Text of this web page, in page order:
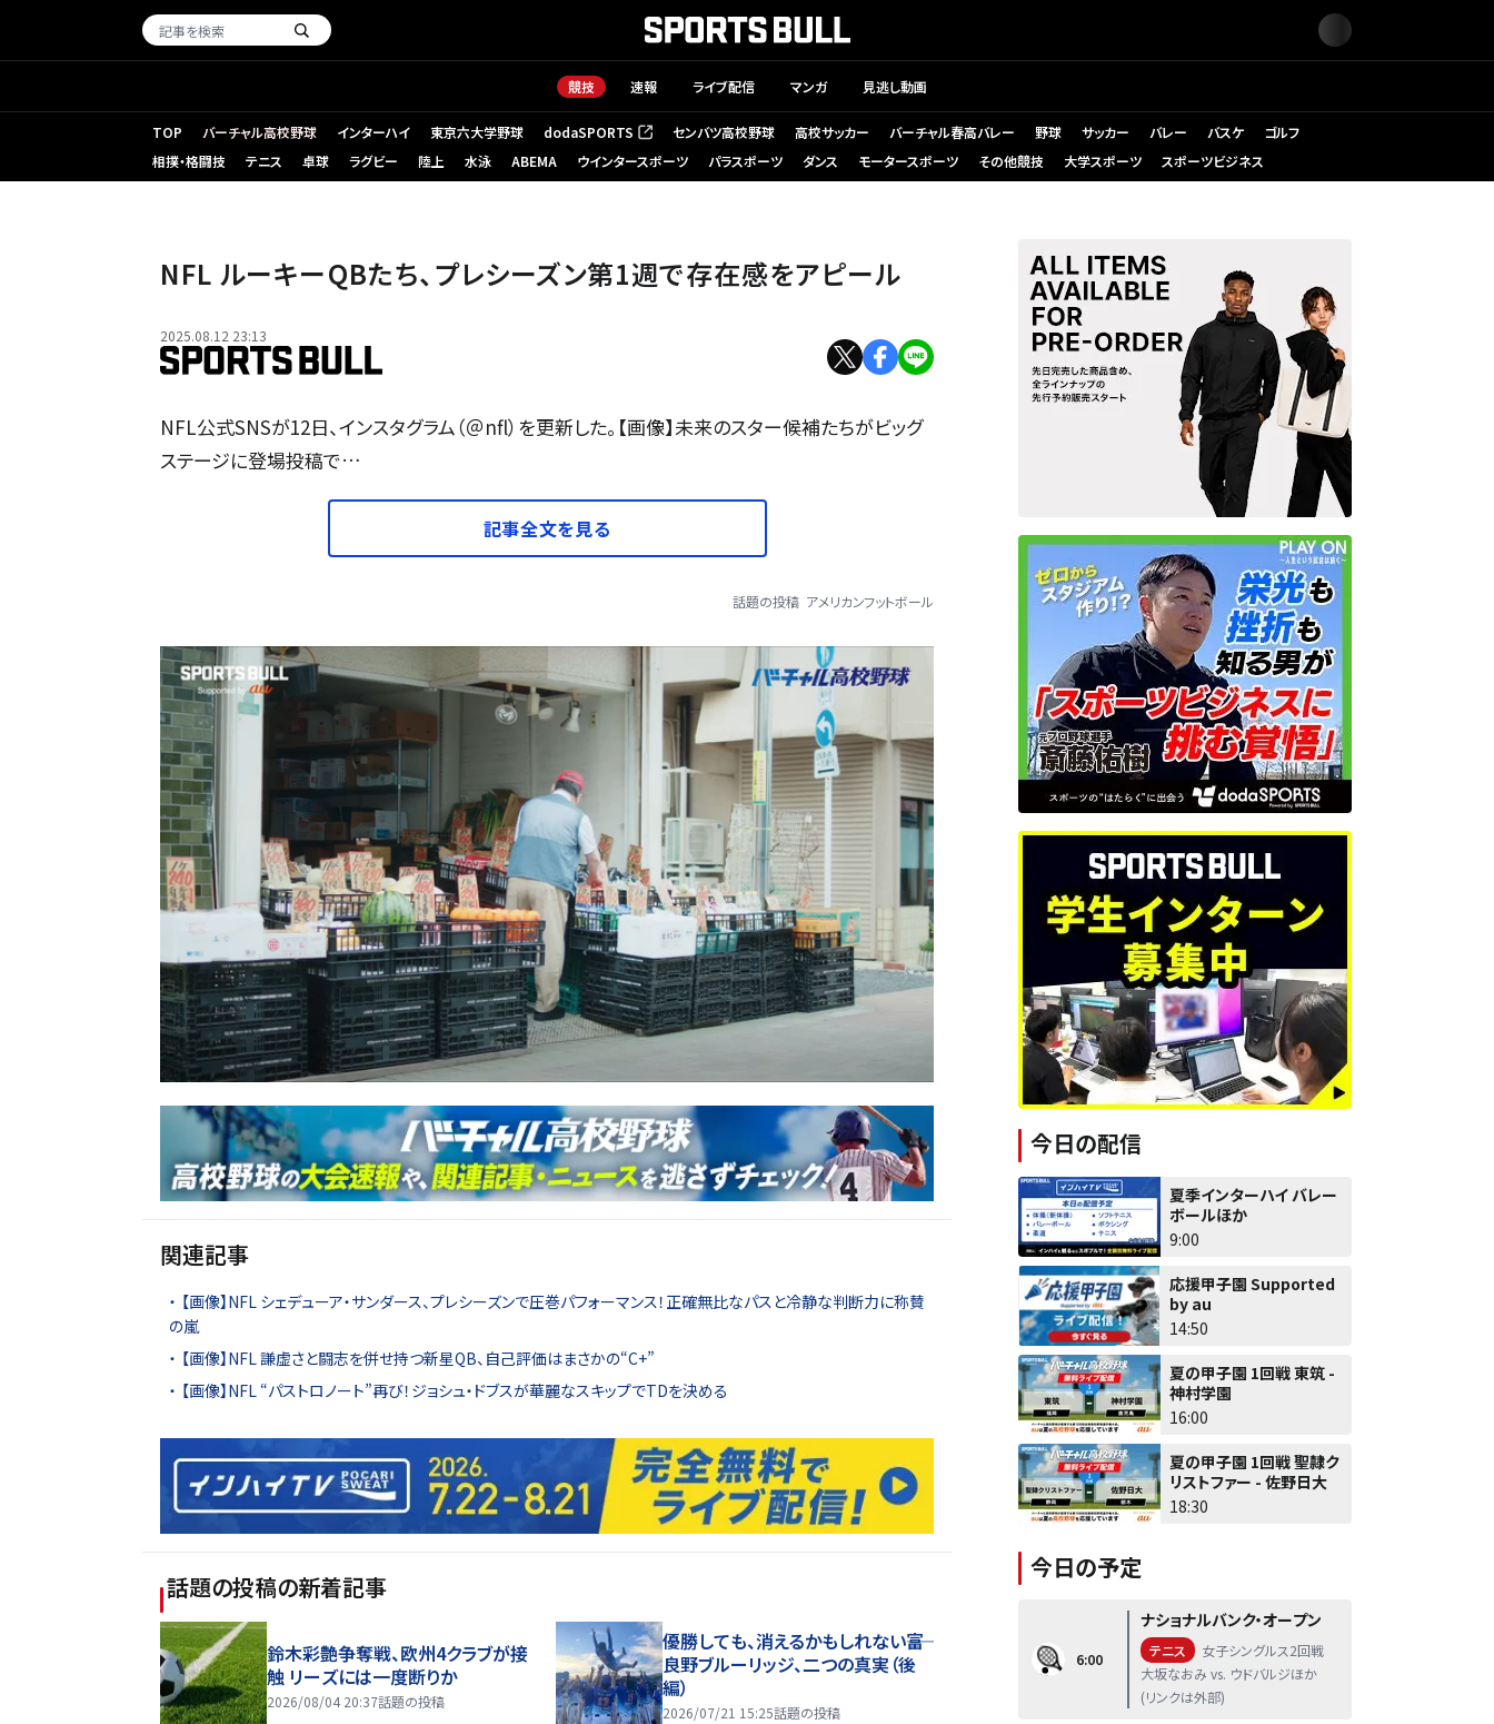
競技 速報 ライブ配信 マンガ 見逃し動画
TOP バーチャル高校野球 インターハイ 東京六大学野球 dodaSPORTS
（新しいタブで開く） センバツ高校野球 高校サッカー バーチャル春高バレー 野球 サッカー バレー バスケ
ゴルフ
相撲・格闘技
テニス 卓球 ラグビー 陸上 水泳 ABEMA ウインタースポーツ パラスポーツ ダンス モータースポーツ その他競技 大学スポーツ スポーツビジネス
NFL ルーキーQBたち、プレシーズン第1週で存在感をアピール
2025.08.12 23:13
NFL公式SNSが12日、インスタグラム（＠nfl）を更新した。【画像】未来のスター候補たちがビッグ
ステージに登場投稿で…
記事全文を見る
話題の投稿 アメリカンフットボール
関連記事
【画像】NFL シェデューア・サンダース、プレシーズンで圧巻パフォーマンス！正確無比なパスと冷静な判断力に称賛
の嵐
【画像】NFL 謙虚さと闘志を併せ持つ新星QB、自己評価はまさかの“C+”
【画像】NFL “パストロノート”再び！ジョシュ・ドブスが華麗なスキップでTDを決める
話題の投稿の新着記事
鈴木彩艶争奪戦、欧州4クラブが接
触 リーズには一度断りか
2026/08/04 20:37話題の投稿
優勝しても、消えるかもしれない――富
良野ブルーリッジ、二つの真実（後
編）
2026/07/21 15:25話題の投稿
今日の配信
夏季インターハイ バレー
ボールほか
9:00
応援甲子園 Supported
by au
14:50
夏の甲子園 1回戦 東筑 -
神村学園
16:00
夏の甲子園 1回戦 聖隷ク
リストファー - 佐野日大
18:30
今日の予定
6:00
ナショナルバンク・オープン
テニス
女子シングルス2回戦
大坂なおみ vs. ウドバルジほか
(リンクは外部)